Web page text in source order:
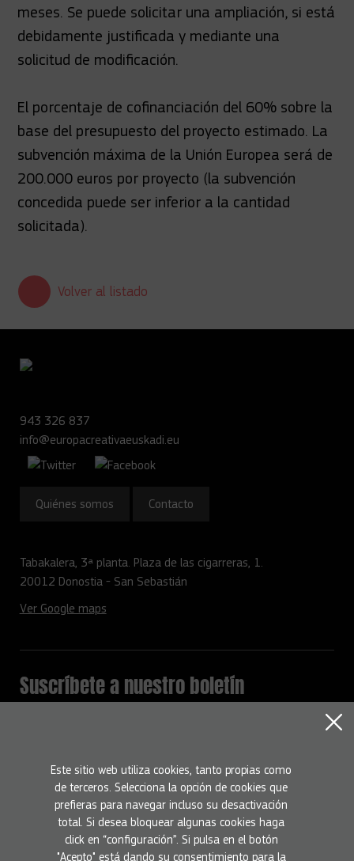
meses. Se puede solicitar una ampliación, si está
debidamente justificada y mediante una
solicitud de modificación.
El porcentaje de cofinanciación del 60% sobre la
base del presupuesto del proyecto estimado. La
subvención máxima de la Unión Europea será de
200.000 euros por proyecto (la subvención
concedida puede ser inferior a la cantidad
solicitada).
Volver al listado
943 326 837
info@europacreativaeuskadi.eu
Quiénes somos Contacto
Tabakalera, 3ª planta. Plaza de las cigarreras, 1.
20012 Donostia - San Sebastián
Ver Google maps
Suscríbete a nuestro boletín
Nombre
Email
Este sitio web utiliza cookies, tanto propias como
de terceros. Selecciona la opción de cookies que
prefieras para navegar incluso su desactivación
total. Si desea bloquear algunas cookies haga
click en “configuración”. Si pulsa en el botón
"Acepto" está dando su consentimiento para la